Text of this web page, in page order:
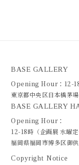
BASE GALLERY
Opening Hour：12-18
東京都中央区日本橋茅
BASE GALLERY
Opening Hour：
12-18時（企画展 水曜
福岡県福岡市博多区御
Copyright Notice